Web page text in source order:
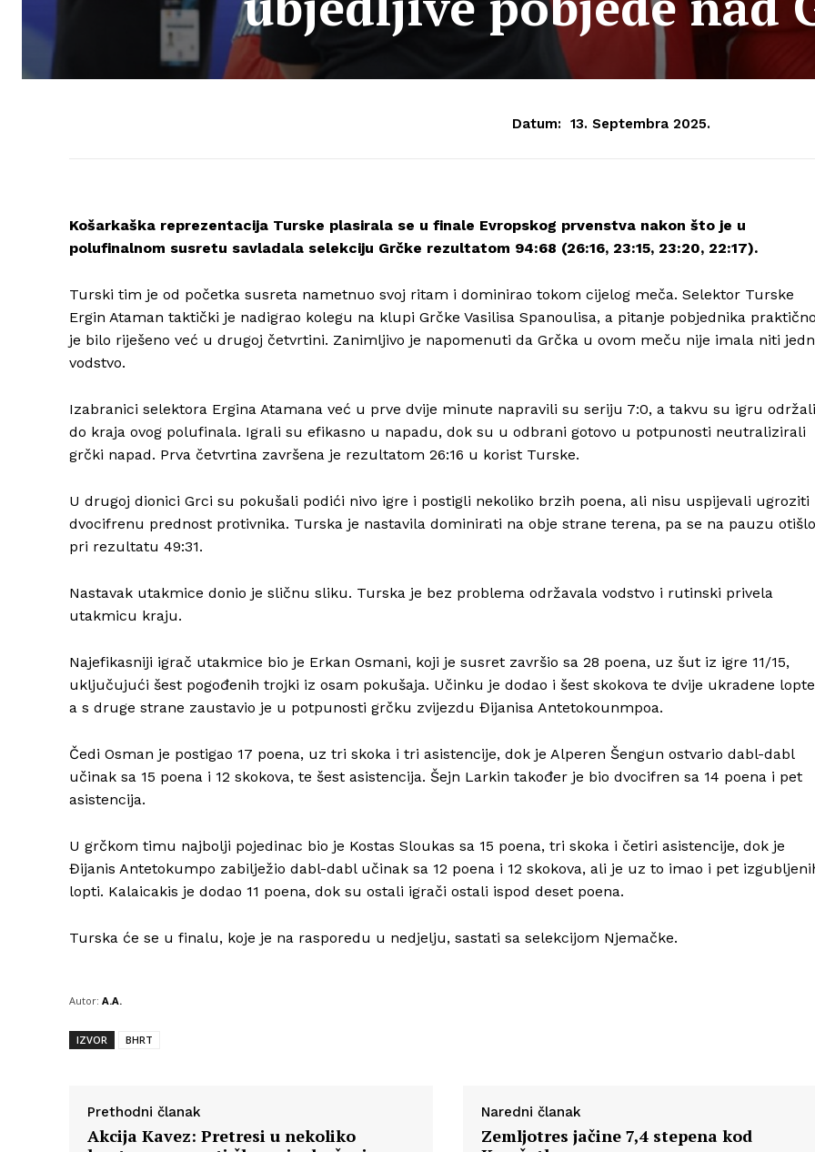
Info
Kontakt
Datum: 13. Septembra 2025.
Košarkaška reprezentacija Turske plasirala se u finale Evropskog prvenstva nakon što je u
polufinalnom susretu savladala selekciju Grčke rezultatom 94:68 (26:16, 23:15, 23:20, 22:17).
Turski tim je od početka susreta nametnuo svoj ritam i dominirao tokom cijelog meča. Selektor Turske
Ergin Ataman taktički je nadigrao kolegu na klupi Grčke Vasilisa Spanoulisa, a pitanje pobjednika
je bilo riješeno već u drugoj četvrtini. Zanimljivo je napomenuti da Grčka u ovom meču nije imala niti
vodstvo.
Izabranici selektora Ergina Atamana već u prve dvije minute napravili su seriju 7:0, a takvu su igru održali
do kraja ovog polufinala. Igrali su efikasno u napadu, dok su u odbrani gotovo u potpunosti neutralizirali
grčki napad. Prva četvrtina završena je rezultatom 26:16 u korist Turske.
U drugoj dionici Grci su pokušali podići nivo igre i postigli nekoliko brzih poena, ali nisu uspijevali ugroziti
dvocifrenu prednost protivnika. Turska je nastavila dominirati na obje strane terena, pa se na pauzu otišlo
pri rezultatu 49:31.
Nastavak utakmice donio je sličnu sliku. Turska je bez problema održavala vodstvo i rutinski privela
utakmicu kraju.
Najefikasniji igrač utakmice bio je Erkan Osmani, koji je susret završio sa 28 poena, uz šut iz igre 11/15,
uključujući šest pogođenih trojki iz osam pokušaja. Učinku je dodao i šest skokova te dvije ukradene
a s druge strane zaustavio je u potpunosti grčku zvijezdu Đijanisa Antetokounmpoa.
Čedi Osman je postigao 17 poena, uz tri skoka i tri asistencije, dok je Alperen Šengun ostvario dabl-dabl
učinak sa 15 poena i 12 skokova, te šest asistencija. Šejn Larkin također je bio dvocifren sa 14 poena i pet
asistencija.
U grčkom timu najbolji pojedinac bio je Kostas Sloukas sa 15 poena, tri skoka i četiri asistencije, dok je
Đijanis Antetokumpo zabilježio dabl-dabl učinak sa 12 poena i 12 skokova, ali je uz to imao i pet
lopti. Kalaicakis je dodao 11 poena, dok su ostali igrači ostali ispod deset poena.
Turska će se u finalu, koje je na rasporedu u nedjelju, sastati sa selekcijom Njemačke.
Autor: A.A.
IZVOR BHRT
Prethodni članak
Akcija Kavez: Pretresi u nekoliko
Naredni članak
Zemljotres jačine 7,4 stepena kod